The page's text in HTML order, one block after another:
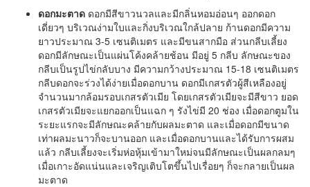
ดอกมะตาด ดอกมีสีขาวนวลและมีกลิ่นหอมอ่อนๆ ออกดอก
เดี่ยวๆ บริเวณง่ามใบและกิ่งบริเวณใกล้ปลาย ก้านดอกมีความ
ยาวประมาณ 3-5 เซนติเมตร และมีขนสากมือ ส่วนกลีบเลี้ยง
ดอกมีลักษณะเป็นแผ่นโค้งคล้ายช้อน มีอยู่ 5 กลีบ ลักษณะของ
กลีบเป็นรูปไข่กลับบาง มีความกว้างประมาณ 15-18 เซนติเมตร
กลีบดอกจะร่วงได้ง่ายเมื่อดอกบาน ดอกมีเกสรตัวผู้สีเหลืองอยู่
จำนวนมากล้อมรอบเกสรตัวเมีย โดยเกสรตัวเมียจะมีสีขาว ยอด
เกสรตัวเมียจะแยกออกเป็นแฉก ๆ รังไข่มี 20 ช่อง เมื่อดอกตูมใน
ระยะแรกจะมีลักษณะคล้ายกับผลมะตาด และเมื่อดอกมีขนาด
เท่าผลมะนาวก็จะบานออก และเมื่อดอกบานและได้รับการผสม
แล้ว กลีบเลี้ยงจะเริ่มห่อหุ้มเข้ามาใหม่จนมีลักษณะเป็นผลกลมๆ
เมื่อเกาะอัดแน่นและเจริญเติบโตขึ้นไปเรื่อยๆ ก็จะกลายเป็นผล
มะตาด